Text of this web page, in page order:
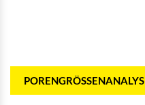
PORENGRÖSSENANALYSE